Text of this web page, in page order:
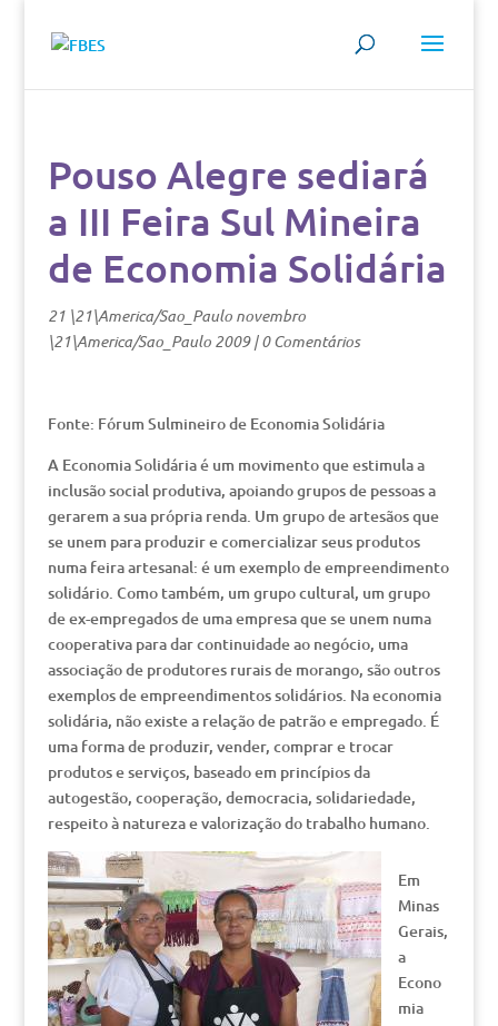
Pouso Alegre sediará
a III Feira Sul Mineira
de Economia Solidária
21 \21\America/Sao_Paulo novembro
\21\America/Sao_Paulo 2009|0 Comentários
Fonte: Fórum Sulmineiro de Economia Solidária
A Economia Solidária é um movimento que estimula a
inclusão social produtiva, apoiando grupos de pessoas a
gerarem a sua própria renda. Um grupo de artesãos que
se unem para produzir e comercializar seus produtos
numa feira artesanal: é um exemplo de empreendimento
solidário. Como também, um grupo cultural, um grupo
de ex-empregados de uma empresa que se unem numa
cooperativa para dar continuidade ao negócio, uma
associação de produtores rurais de morango, são outros
exemplos de empreendimentos solidários. Na economia
solidária, não existe a relação de patrão e empregado. É
uma forma de produzir, vender, comprar e trocar
produtos e serviços, baseado em princípios da
autogestão, cooperação, democracia, solidariedade,
respeito à natureza e valorização do trabalho humano.
Em
Minas
Gerais,
a
Econo
mia